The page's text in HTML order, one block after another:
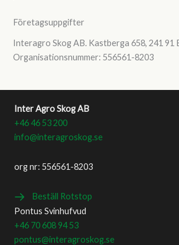
Företagsuppgifter
Interagro Skog AB. Kastberga 658, 241 91
Organisationsnummer: 556561-8203
Inter Agro Skog AB
+46 46 53 200
info@interagroskog.se
org nr: 556561-8203
Beställ Rotstop
Pontus Svinhufvud
+46 70 608 94 53
pontus@interagroskog.se